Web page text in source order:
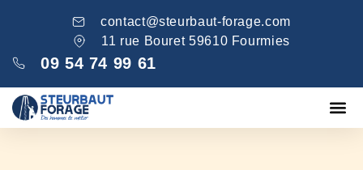
contact@steurbaut-forage.com
11 rue Bouret 59610 Fourmies
09 54 74 99 61